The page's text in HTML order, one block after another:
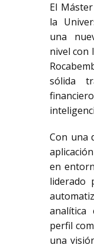
El
la
una
nivel con
sólida
Con una
en
liderado
analítica
perfil
una